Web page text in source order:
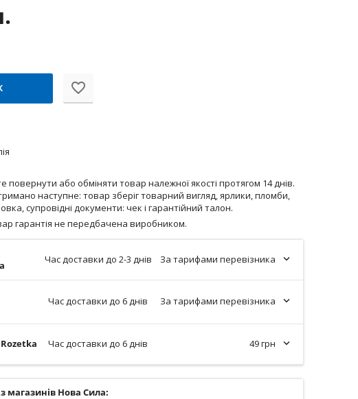
повернути або обміняти товар належної якості протягом 14 днів.
наступне: товар зберіг товарний вигляд, ярлики, пломби,
супровідні документи: чек і гарантійний талон.
гарантія не передбачена виробником.
Час доставки до 2-3 днів За тарифами перевізника
Час доставки до 6 днів За тарифами перевізника
Час доставки до 6 днів 49 грн
магазинів Нова Сила: